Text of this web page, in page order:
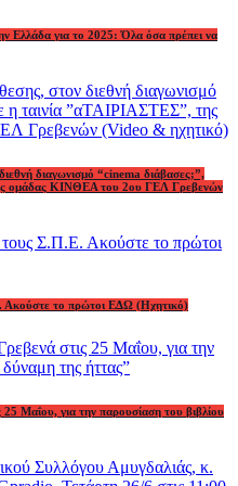
Ελλάδα για το 2025: Όλα όσα πρέπει να
διαγωνισμό “cinema διάβασες;”,
ομάδας ΚΙΝΘΕΑ του 2ου ΓΕΛ Γρεβενών
Ακούστε το πρώτοι ΕΔΩ (Ηχητικό)
Μαΐου, για την παρουσίαση του βιβλίου